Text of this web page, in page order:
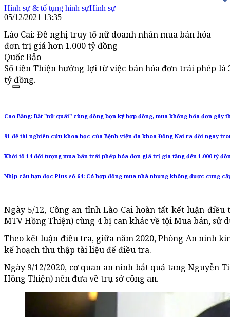
Hình sự & tố tụng hình sựHình sự
05/12/2021 13:35
Lào Cai: Đề nghị truy tố nữ doanh nhân mua bán hóa
đơn trị giá hơn 1.000 tỷ đồng
Quốc Bảo
Số tiền Thiện hưởng lợi từ việc bán hóa đơn trái phép
tỷ đồng.
Cao Bằng: Bắt "nữ quái" cùng đồng bọn ký hợp đồng, mua khống hóa đơn gây
91 đề tài nghiên cứu khoa học của Bệnh viện đa khoa Đồng Nai ra đời ngay
Khởi tố 14 đối tượng mua bán trái phép hóa đơn giá trị gia tăng đến 1.000 tỷ
Nhịp cầu bạn đọc Plus số 64: Có hợp đồng mua nhà nhưng không được cung
Ngày 5/12, Công an tỉnh Lào Cai hoàn tất kết luận
MTV Hồng Thiện) cùng 4 bị can khác về tội Mua bán, sử
Theo kết luận điều tra, giữa năm 2020, Phòng An ninh
kế hoạch thu thập tài liệu để điều tra.
Ngày 9/12/2020, cơ quan an ninh bắt quả tang Nguyễn
Hồng Thiện) nên đưa về trụ sở công an.